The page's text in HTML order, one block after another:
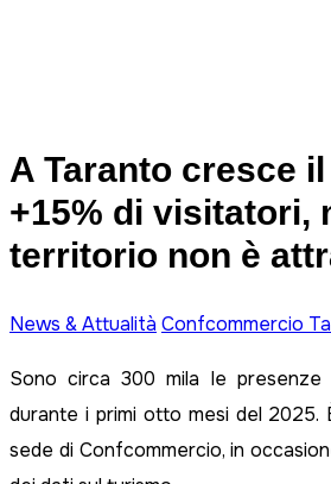
A Taranto cresce
+15% di visitatori,
territorio non è
News & Attualità Confcommercio
Sono circa 300 mila le
durante i primi otto mesi del 2025.
sede di Confcommercio, in